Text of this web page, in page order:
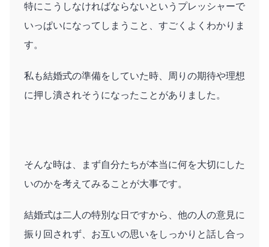
特にこうしなければならないというプレッシャーで
いっぱいになってしまうこと、すごくよくわかりま
す。
私も結婚式の準備をしていた時、周りの期待や理想
に押し潰されそうになったことがありました。
そんな時は、まず自分たちが本当に何を大切にした
いのかを考えてみることが大事です。
結婚式は二人の特別な日ですから、他の人の意見に
振り回されず、お互いの思いをしっかりと話し合っ